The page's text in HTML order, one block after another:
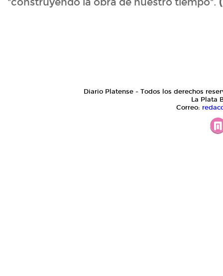
Diario Platense - Todos los derechos
La Plata
Correo: